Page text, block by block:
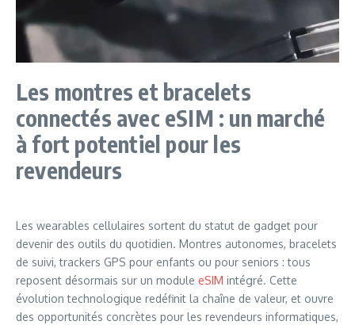
Les montres et bracelets
connectés avec eSIM : un marché
à fort potentiel pour les
revendeurs
Les wearables cellulaires sortent du statut de gadget pour
devenir des outils du quotidien. Montres autonomes, bracelets
de suivi, trackers GPS pour enfants ou pour seniors : tous
reposent désormais sur un module eSIM intégré. Cette
évolution technologique redéfinit la chaîne de valeur, et ouvre
des opportunités concrètes pour les revendeurs informatiques,